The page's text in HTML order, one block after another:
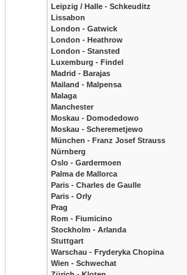
Leipzig / Halle - Schkeuditz
Lissabon
London - Gatwick
London - Heathrow
London - Stansted
Luxemburg - Findel
Madrid - Barajas
Mailand - Malpensa
Malaga
Manchester
Moskau - Domodedowo
Moskau - Scheremetjewo
München - Franz Josef Strauss
Nürnberg
Oslo - Gardermoen
Palma de Mallorca
Paris - Charles de Gaulle
Paris - Orly
Prag
Rom - Fiumicino
Stockholm - Arlanda
Stuttgart
Warschau - Fryderyka Chopina
Wien - Schwechat